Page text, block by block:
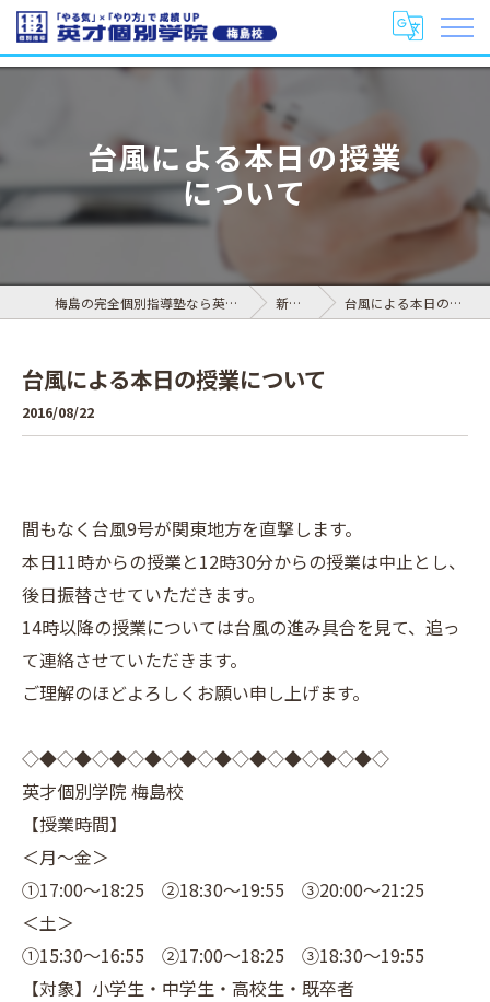
台風による本日の授業
について
梅島の完全個別指導塾なら英才個別学院 梅島校 新着情報 台風による本日の授業について
台風による本日の授業について
2016/08/22
間もなく台風9号が関東地方を直撃します。
本日11時からの授業と12時30分からの授業は中止とし、
後日振替させていただきます。
14時以降の授業については台風の進み具合を見て、追っ
て連絡させていただきます。
ご理解のほどよろしくお願い申し上げます。
◇◆◇◆◇◆◇◆◇◆◇◆◇◆◇◆◇◆◇◆◇
英才個別学院 梅島校
【授業時間】
＜月～金＞
①17:00～18:25 ②18:30～19:55 ③20:00～21:25
＜土＞
①15:30～16:55 ②17:00～18:25 ③18:30～19:55
【対象】小学生・中学生・高校生・既卒者